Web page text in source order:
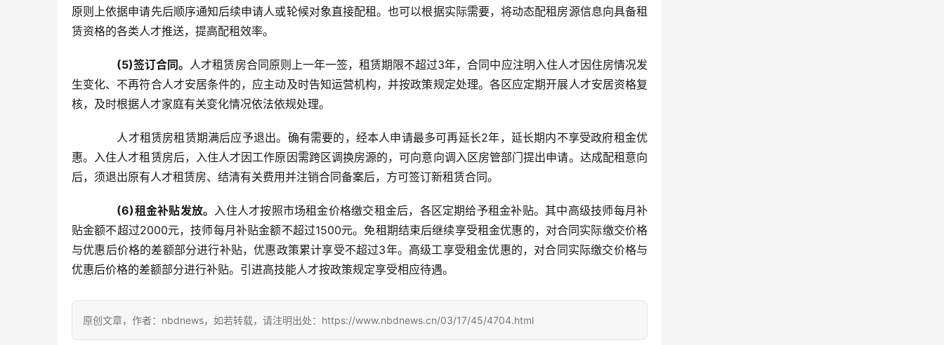
原则上依据申请先后顺序通知后续申请人或轮候对象直接配租。也可以根据实际需要，将动态配租房源信息向具备租
赁资格的各类人才推送，提高配租效率。
(5)签订合同。 人才租赁房合同原则上一年一签，租赁期限不超过3年，合同中应注明入住人才因住房情况发
生变化、不再符合人才安居条件的，应主动及时告知运营机构，并按政策规定处理。各区应定期开展人才安居资格复
核，及时根据人才家庭有关变化情况依法依规处理。
人才租赁房租赁期满后应予退出。确有需要的，经本人申请最多可再延长2年，延长期内不享受政府租金优
惠。入住人才租赁房后，入住人才因工作原因需跨区调换房源的，可向意向调入区房管部门提出申请。达成配租意向
后，须退出原有人才租赁房、结清有关费用并注销合同备案后，方可签订新租赁合同。
(6)租金补贴发放。 入住人才按照市场租金价格缴交租金后，各区定期给予租金补贴。其中高级技师每月补
贴金额不超过2000元，技师每月补贴金额不超过1500元。免租期结束后继续享受租金优惠的，对合同实际缴交价格
与优惠后价格的差额部分进行补贴，优惠政策累计享受不超过3年。高级工享受租金优惠的，对合同实际缴交价格与
优惠后价格的差额部分进行补贴。引进高技能人才按政策规定享受相应待遇。
原创文章，作者：nbdnews，如若转载，请注明出处：https://www.nbdnews.cn/03/17/45/4704.html